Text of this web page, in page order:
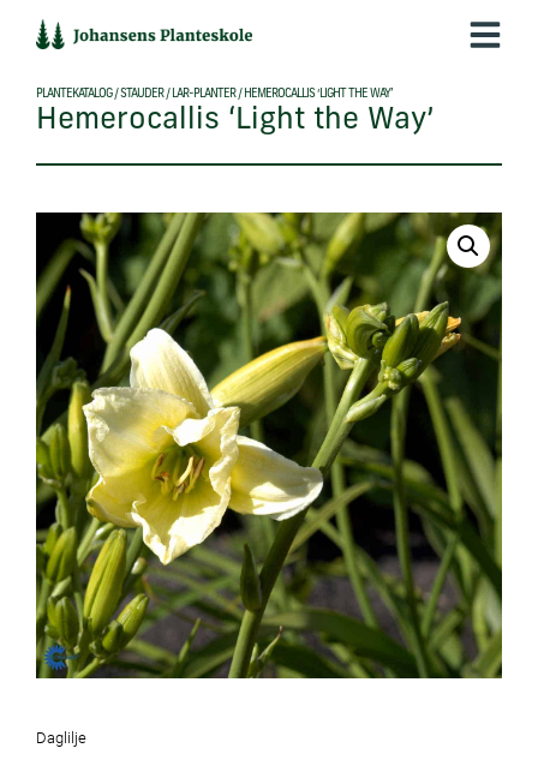
indholdet
PLANTEKATALOG/STAUDER/ LAR-PLANTER/ HEMEROCALLIS ‘LIGHT THE WAY’
Hemerocallis ‘Light the Way’
Daglilje